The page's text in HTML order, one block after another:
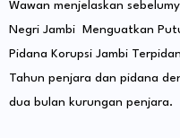
Wawan menjelaskan
Negri Jambi Menguatkan
Pidana Korupsi Jambi
Tahun penjara dan pidana
dua bulan kurungan penjara.